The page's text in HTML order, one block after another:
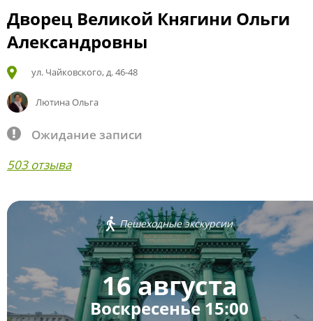
Дворец Великой Княгини Ольги
Александровны
ул. Чайковского, д. 46-48
Лютина Ольга
Ожидание записи
503 отзыва
Пешеходные экскурсии
16 августа
Воскресенье 15:00